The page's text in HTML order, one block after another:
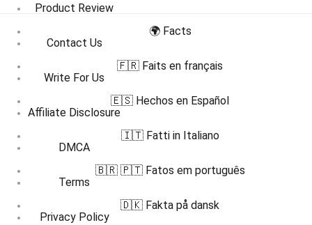
Product Review
Contact Us
Write For Us
Affiliate Disclosure
DMCA
Terms
Privacy Policy
🌍 Facts
🇫🇷 Faits en français
🇪🇸 Hechos en Español
🇮🇹 Fatti in Italiano
🇧🇷 🇵🇹 Fatos em português
🇩🇰 Fakta på dansk